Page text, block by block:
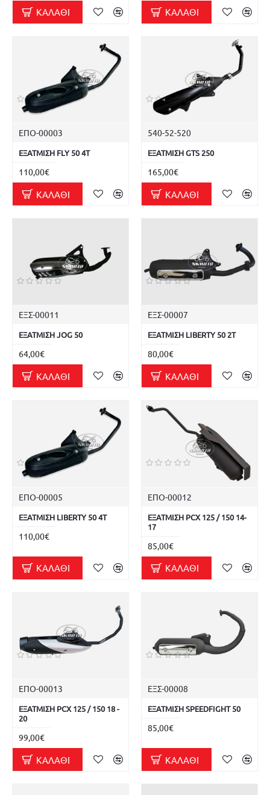
ΚΑΛΆΘΙ ΚΑΛΆΘΙ
ΕΠΟ-00003
ΕΞΑΤΜΙΣΗ FLY 50 4T
110,00€
ΚΑΛΆΘΙ
540-52-520
ΕΞΑΤΜΙΣΗ GTS 250
165,00€
ΚΑΛΆΘΙ
ΕΞΣ-00011
ΕΞΑΤΜΙΣΗ JOG 50
64,00€
ΚΑΛΆΘΙ
ΕΞΣ-00007
ΕΞΑΤΜΙΣΗ LIBERTY 50 2T
80,00€
ΚΑΛΆΘΙ
ΕΠΟ-00005
ΕΞΑΤΜΙΣΗ LIBERTY 50 4T
110,00€
ΚΑΛΆΘΙ
ΕΠΟ-00012
ΕΞΑΤΜΙΣΗ PCX 125 / 150 14-
17
85,00€
ΚΑΛΆΘΙ
ΕΠΟ-00013
ΕΞΑΤΜΙΣΗ PCX 125 / 150 18 -
20
99,00€
ΚΑΛΆΘΙ
ΕΞΣ-00008
ΕΞΑΤΜΙΣΗ SPEEDFIGHT 50
85,00€
ΚΑΛΆΘΙ